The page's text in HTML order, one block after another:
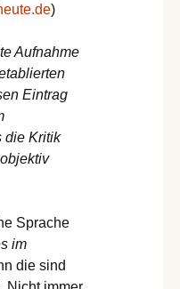
)
Aufnahme
Eintrag
die Kritik
Sprache
im
die sind